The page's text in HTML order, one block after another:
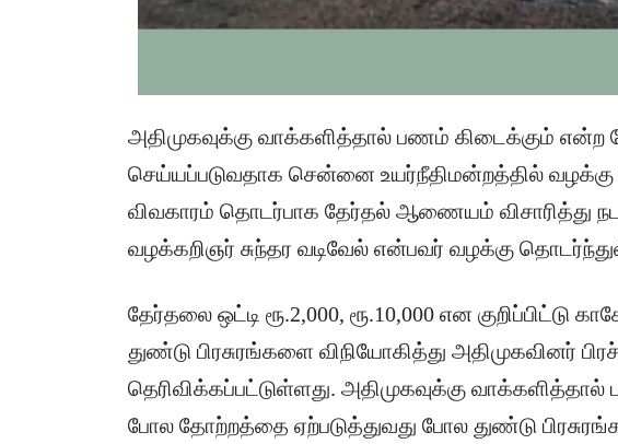
அதிமுகவுக்கு வாக்களித்தால் பணம் கிடைக்கும்
செய்யப்படுவதாக சென்னை உயர்நீதிமன்றத்தில்
விவகாரம் தொடர்பாக தேர்தல் ஆணையம் விசாரித்து
வழக்கறிஞர் சுந்தர வடிவேல் என்பவர் வழக்கு
தேர்தலை ஒட்டி ரூ.2,000, ரூ.10,000 என குறிப்பிட்டு
துண்டு பிரசுரங்களை விநியோகித்து அதிமுகவினர்
தெரிவிக்கப்பட்டுள்ளது. அதிமுகவுக்கு
போல தோற்றத்தை ஏற்படுத்துவது போல துண்டு